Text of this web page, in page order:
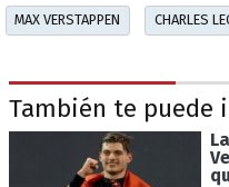
MAX VERSTAPPEN CHARLES
También te puede